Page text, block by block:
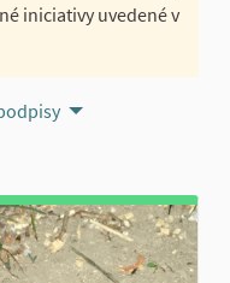
iniciativy uvedené v